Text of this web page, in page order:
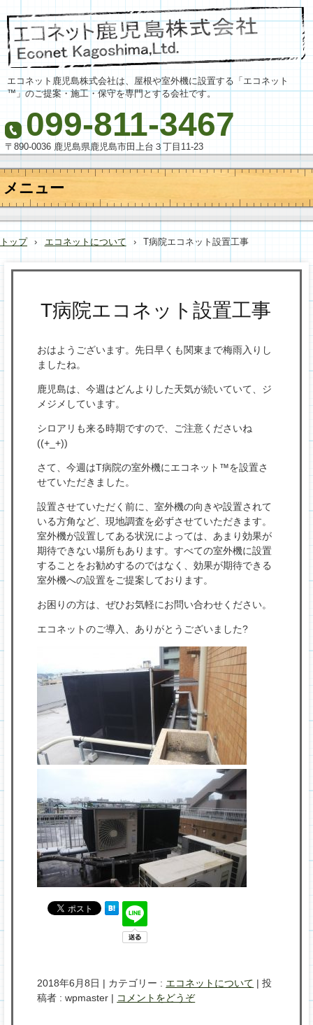
エコネット鹿児島株式会社は、屋根や室外機に設置する「エコネット
™」のご提案・施工・保守を専門とする会社です。
099-811-3467
〒890-0036 鹿児島県鹿児島市田上台３丁目11-23
メニュー
コ
テ
ン
へ
トップ › エコネットについて › T病院エコネット設置工事
T病院エコネット設置工事
おはようございます。先日早くも関東まで梅雨入りし
ましたね。
鹿児島は、今週はどんよりした天気が続いていて、ジ
メジメしています。
シロアリも来る時期ですので、ご注意くださいね
((+_+))
さて、今週はT病院の室外機にエコネット™を設置さ
せていただきました。
設置させていただく前に、室外機の向きや設置されて
いる方角など、現地調査を必ずさせていただきます。
室外機が設置してある状況によっては、あまり効果が
期待できない場所もあります。すべての室外機に設置
することをお勧めするのではなく、効果が期待できる
室外機への設置をご提案しております。
お困りの方は、ぜひお気軽にお問い合わせください。
エコネットのご導入、ありがとうございました?
2018年6月8日 | カテゴリー : エコネットについて |投
稿者 : wpmaster | コメントをどうぞ